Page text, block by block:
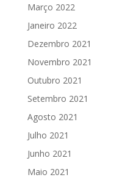
Março 2022
Janeiro 2022
Dezembro 2021
Novembro 2021
Outubro 2021
Setembro 2021
Agosto 2021
Julho 2021
Junho 2021
Maio 2021